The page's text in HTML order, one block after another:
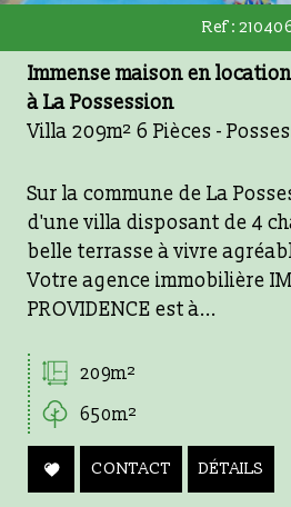
Ref :
Immense maison en location
à La Possession
Villa 209m² 6 Pièces -
Sur la commune de La
d'une villa disposant de 4
belle terrasse à vivre
Votre agence immobilière
PROVIDENCE est à...
209m²
650m²
CONTACT DÉTAILS